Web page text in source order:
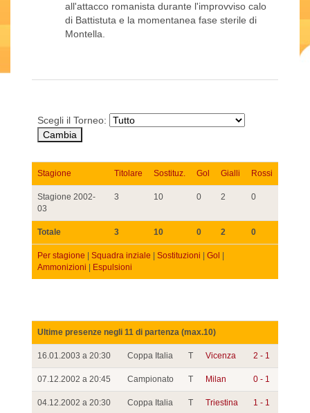
all'attacco romanista durante l'improvviso calo
di Battistuta e la momentanea fase sterile di
Montella.
Scegli il Torneo:
Stagione Titolare Sostituz. Gol Gialli Rossi
Stagione 2002-
03
3 10 0 2 0
Totale 3 10 0 2 0
Per stagione Squadra inziale Sostituzioni Gol
Ammonizioni
Espulsioni
Ultime presenze negli 11 di partenza (max.10)
16.01.2003 a 20:30 Coppa Italia T Vicenza 2 - 1
07.12.2002 a 20:45 Campionato T Milan 0 - 1
04.12.2002 a 20:30 Coppa Italia T Triestina 1 - 1